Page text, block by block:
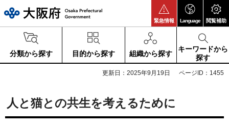
緊急情報 Language 閲覧補助
分類から探す 目的から探す 組織から探す
キーワードから
探す
更新日：2025年9月19日 ページID：1455
人と猫との共生を考えるために